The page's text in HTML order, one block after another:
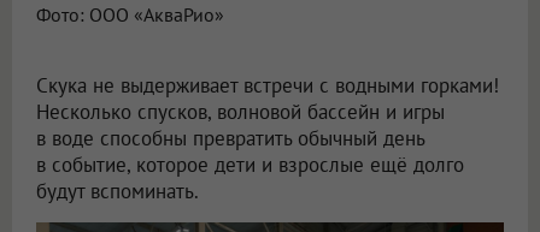
Фото: ООО «АкваРио»
Скука не выдерживает встречи с водными горками!
Несколько спусков, волновой бассейн и игры
в воде способны превратить обычный день
в событие, которое дети и взрослые ещё долго
будут вспоминать.